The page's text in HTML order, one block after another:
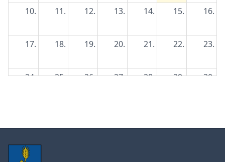
10. 11. 12. 13. 14. 15. 16.
17. 18. 19. 20. 21. 22. 23.
24. 25. 26. 27. 28. 29. 30.